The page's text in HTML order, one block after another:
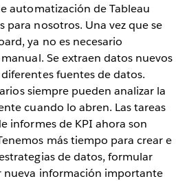
automatización de Tableau
nosotros. Una vez que se
ya no es necesario
Se extraen datos nuevos
fuentes de datos.
siempre pueden analizar la
cuando lo abren. Las tareas
informes de KPI ahora son
más tiempo para crear e
de datos, formular
nueva información importante